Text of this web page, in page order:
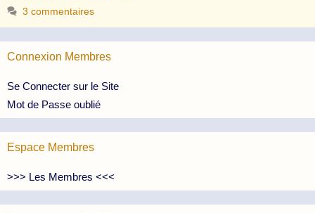
3 commentaires
Connexion Membres
Se Connecter sur le Site
Mot de Passe oublié
Espace Membres
>>> Les Membres <<<